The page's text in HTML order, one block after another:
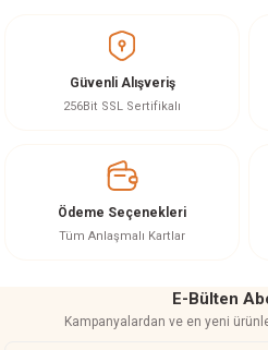
Görüş ve önerileriniz için teşekkür ederiz.
Ürün resmi kalitesiz, bozuk veya
Ürün bilgilerinde hatalar bulunuyor.
Bu ürüne benzer farklı alternatifler
Güvenli Alışveriş
256Bit SSL Sertifikalı
Ödeme Seçenekleri
Tüm Anlaşmalı Kartlar
E-Bülten
Kampanyalardan ve en yeni